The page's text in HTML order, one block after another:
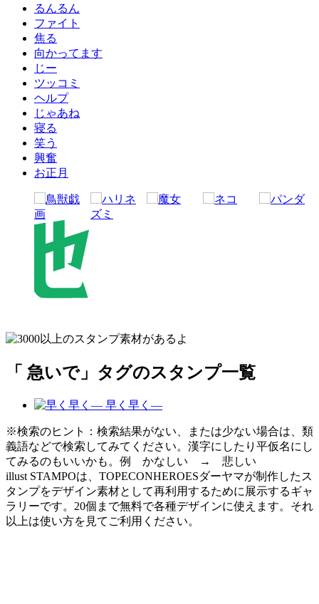
るんるん
ファイト
焦る
向かってます
じー
ツッコミ
ヘルプ
じゃあね
寝る
笑う
興奮
お正月
「 急いで」タグのスタンプ一覧
早く早く―
※検索のヒント：検索結果がない、または少ない場合は、類
義語などで検索してみてください。漢字にしたり平仮名にし
てみるのもいいかも。例 かなしい → 悲しい
illust STAMPOは、TOPECONHEROESダーヤマが制作したス
タンプをデザイン素材として再利用するために展示するギャ
ラリーです。20個まで無料で各種デザインに使えます。それ
以上は使い方を見てご利用ください。